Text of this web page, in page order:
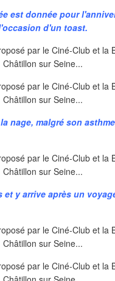
est donnée pour
d'un toast.
nage, malgré son
y arrive après un